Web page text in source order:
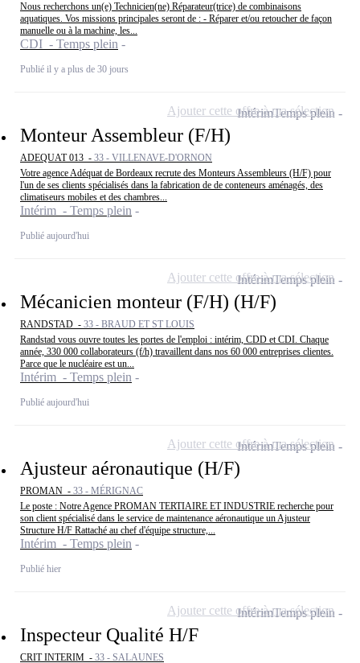
Nous recherchons un(e) Technicien(ne) Réparateur(trice) de combinaisons
aquatiques. Vos missions principales seront de : - Réparer et/ou retoucher de façon
manuelle ou à la machine, les...
CDI - Temps plein
Publié il y a plus de 30 jours
Monteur Assembleur (F/H)
ADEQUAT 013 - 33 - VILLENAVE-D'ORNON
Votre agence Adéquat de Bordeaux recrute des Monteurs Assembleurs (H/F) pour
l'un de ses clients spécialisés dans la fabrication de de conteneurs aménagés, des
climatiseurs mobiles et des chambres...
Intérim - Temps plein
Publié aujourd'hui
IntérimTemps plein
Ajouter cette offre à ma sélection
Mécanicien monteur (F/H) (H/F)
RANDSTAD - 33 - BRAUD ET ST LOUIS
Randstad vous ouvre toutes les portes de l'emploi : intérim, CDD et CDI. Chaque
année, 330 000 collaborateurs (f/h) travaillent dans nos 60 000 entreprises clientes.
Parce que le nucléaire est un...
Intérim - Temps plein
Publié aujourd'hui
IntérimTemps plein
Ajouter cette offre à ma sélection
Ajusteur aéronautique (H/F)
PROMAN - 33 - MÉRIGNAC
Le poste : Notre Agence PROMAN TERTIAIRE ET INDUSTRIE recherche pour
son client spécialisé dans le service de maintenance aéronautique un Ajusteur
Structure H/F Rattaché au chef d'équipe structure,...
Intérim - Temps plein
Publié hier
IntérimTemps plein
Ajouter cette offre à ma sélection
Inspecteur Qualité H/F
CRIT INTERIM - 33 - SALAUNES
IntérimTemps plein
Ajouter cette offre à ma sélection